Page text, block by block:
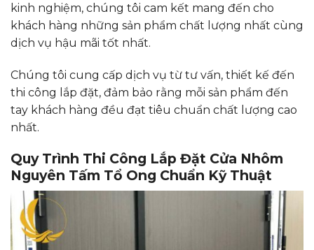
kinh nghiệm, chúng tôi cam kết mang đến cho
khách hàng những sản phẩm chất lượng nhất cùng
dịch vụ hậu mãi tốt nhất.
Chúng tôi cung cấp dịch vụ từ tư vấn, thiết kế đến
thi công lắp đặt, đảm bảo rằng mỗi sản phẩm đến
tay khách hàng đều đạt tiêu chuẩn chất lượng cao
nhất.
Quy Trình Thi Công Lắp Đặt Cửa Nhôm
Nguyên Tấm Tổ Ong Chuẩn Kỹ Thuật